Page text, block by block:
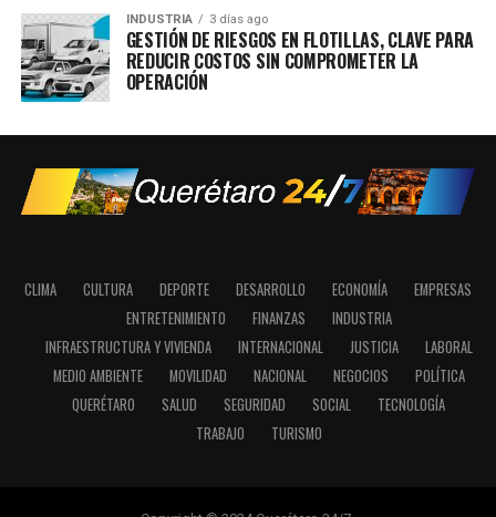
INDUSTRIA 3 días ago
GESTIÓN DE RIESGOS EN FLOTILLAS, CLAVE PARA
REDUCIR COSTOS SIN COMPROMETER LA
OPERACIÓN
CLIMA CULTURA DEPORTE DESARROLLO ECONOMÍA
EMPRESAS
ENTRETENIMIENTO
FINANZAS
INDUSTRIA
INFRAESTRUCTURA Y VIVIENDA
INTERNACIONAL JUSTICIA
LABORAL
MEDIO AMBIENTE
MOVILIDAD NACIONAL NEGOCIOS
POLÍTICA
QUERÉTARO
SALUD SEGURIDAD SOCIAL
TECNOLOGÍA
TRABAJO
TURISMO